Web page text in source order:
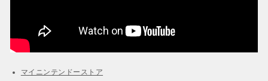
マイニンテンドーストア